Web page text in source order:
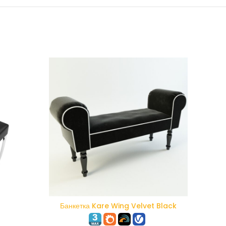
В КОРЗИНУ
Банкетка Kare Wing Velvet Black